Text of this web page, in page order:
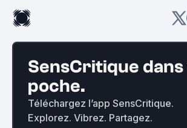
SensCritique
poche.
Téléchargez l’app SensCritique.
Explorez. Vibrez. Partagez.